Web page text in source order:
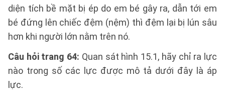
diện tích bề mặt bị ép do em bé gây ra, dẫn tới em
bé đứng lên chiếc đệm (nệm) thì đệm lại bị lún sâu
hơn khi người lớn nằm trên nó.
Câu hỏi trang 64: Quan sát hình 15.1, hãy chỉ ra lực
nào trong số các lực được mô tả dưới đây là áp
lực.